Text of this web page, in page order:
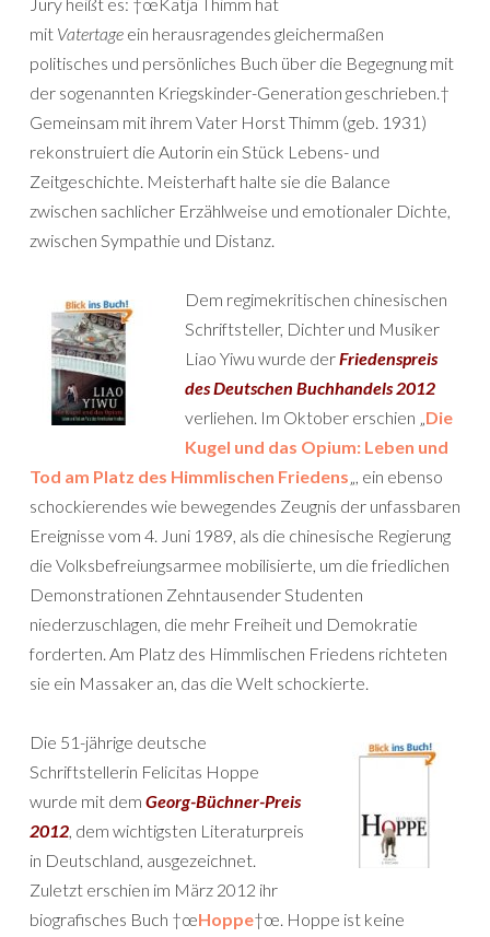
Jury heißt es: †œKatja Thimm hat
mit Vatertage ein herausragendes gleichermaßen
politisches und persönliches Buch über die Begegnung mit
der sogenannten Kriegskinder-Generation geschrieben.†
Gemeinsam mit ihrem Vater Horst Thimm (geb. 1931)
rekonstruiert die Autorin ein Stück Lebens- und
Zeitgeschichte. Meisterhaft halte sie die Balance
zwischen sachlicher Erzählweise und emotionaler Dichte,
zwischen Sympathie und Distanz.
Dem regimekritischen chinesischen
Schriftsteller, Dichter und Musiker
Liao Yiwu wurde derFriedenspreis
des Deutschen Buchhandels 2012
verliehen. Im Oktober erschien „Die
Kugel und das Opium: Leben und
Tod am Platz des Himmlischen Friedens„, ein ebenso
schockierendes wie bewegendes Zeugnis der unfassbaren
Ereignisse vom 4. Juni 1989, als die chinesische Regierung
die Volksbefreiungsarmee mobilisierte, um die friedlichen
Demonstrationen Zehntausender Studenten
niederzuschlagen, die mehr Freiheit und Demokratie
forderten. Am Platz des Himmlischen Friedens richteten
sie ein Massaker an, das die Welt schockierte.
Die 51-jährige deutsche
Schriftstellerin Felicitas Hoppe
wurde mit dem Georg-Büchner-Preis
2012, dem wichtigsten Literaturpreis
in Deutschland, ausgezeichnet.
Zuletzt erschien im März 2012 ihr
biografisches Buch †œHoppe†œ. Hoppe ist keine